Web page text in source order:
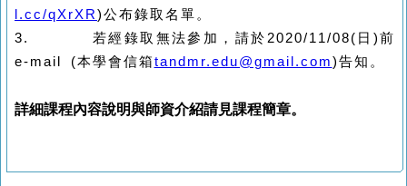
l.cc/qXrXR)公布錄取名單。
3. 若經錄取無法參加，請於 2020/11/08( 日 )前
e-mail (本學會信箱tandmr.edu@gmail.com)告知。
詳細課程內容說明與師資介紹請見課程簡章。